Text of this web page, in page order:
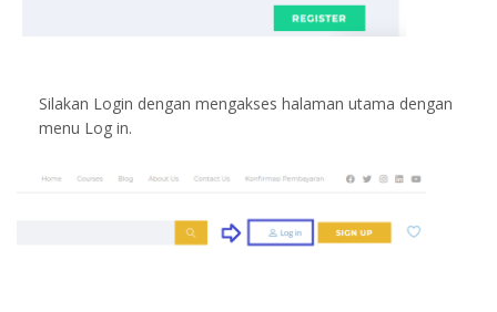
Silakan Login dengan mengakses halaman utama dengan
menu Log in.